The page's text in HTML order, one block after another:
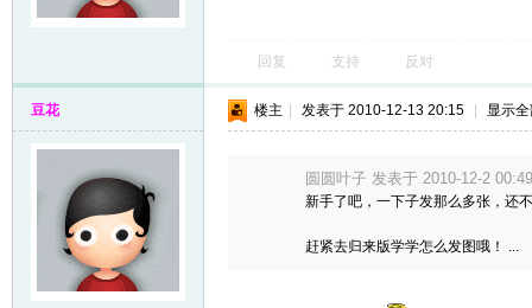
回复 支持 反对
豆花 楼主 发表于 2010-12-13 20:15 显示
圆圆叶子 发表于 2010-12-2 00:49
新手了吧，一下子发那么多张，还
赶紧去归来版学学怎么发图哦！ ...